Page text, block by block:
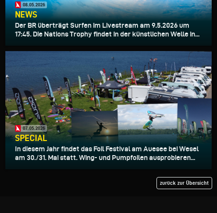
08.05.2026
NEWS
Der BR überträgt Surfen im Livestream am 9.5.2026 um
17:45. Die Nations Trophy findet in der künstlichen Welle in...
07.05.2026
SPECIAL
In diesem Jahr findet das Foil Festival am Auesee bei Wesel
am 30./31. Mai statt. Wing- und Pumpfoilen ausprobieren...
zurück zur Übersicht